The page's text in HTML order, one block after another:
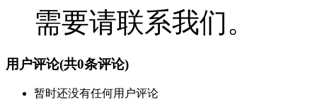
需要请联系我们。
用户评论(共0条评论)
暂时还没有任何用户评论